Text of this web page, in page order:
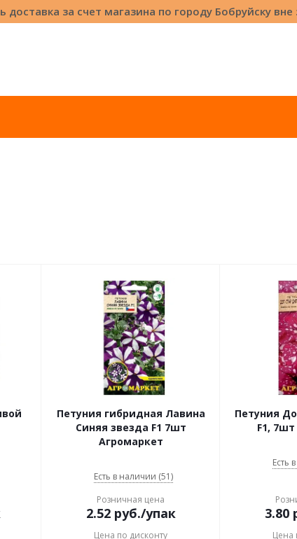
доставка за счет магазина по городу Бобруйску
Петуния гибридная Лавина
Синяя звезда F1 7шт
Агромаркет
Есть в наличии (51)
Розничная цена
2.52руб./упак
Цена по дисконту
Петуния
F1,
Есть
3.80
Цена